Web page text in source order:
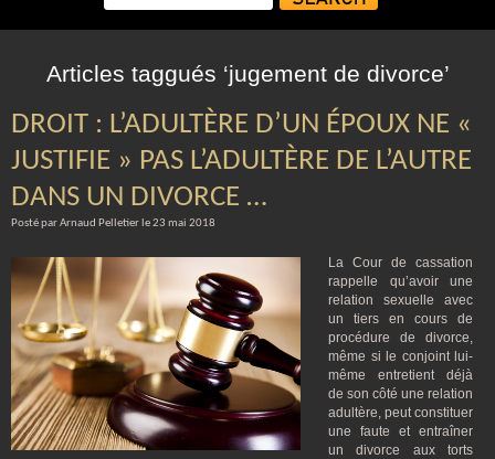
Articles taggués ‘jugement de divorce’
DROIT : L’ADULTÈRE D’UN ÉPOUX NE «
JUSTIFIE » PAS L’ADULTÈRE DE L’AUTRE
DANS UN DIVORCE …
Posté par Arnaud Pelletier le 23 mai 2018
La Cour de cassation
rappelle qu’avoir une
relation sexuelle avec
un tiers en cours de
procédure de divorce,
même si le conjoint lui-
même entretient déjà
de son côté une relation
adultère, peut constituer
une faute et entraîner
un divorce aux torts